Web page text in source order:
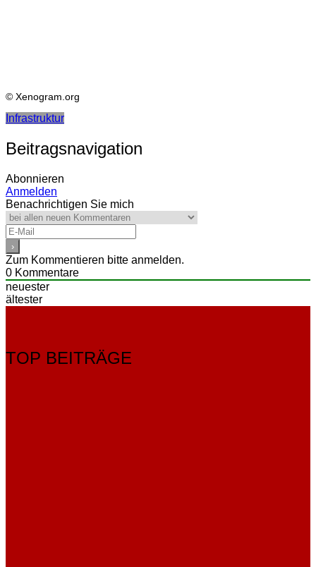
© Xenogram.org
Infrastruktur
Beitragsnavigation
Abonnieren
Anmelden
Benachrichtigen Sie mich
Zum Kommentieren bitte anmelden.
0 Kommentare
neuester
ältester
TOP BEITRÄGE